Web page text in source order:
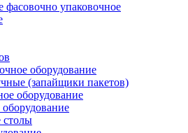
фасовочно упаковочное
оборудование
(запайщики пакетов)
оборудование
столы